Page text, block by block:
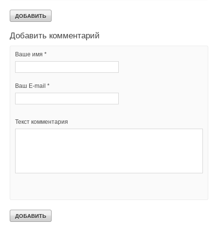
Добавить комментарий
Ваше имя *
Ваш E-mail *
Текст комментария